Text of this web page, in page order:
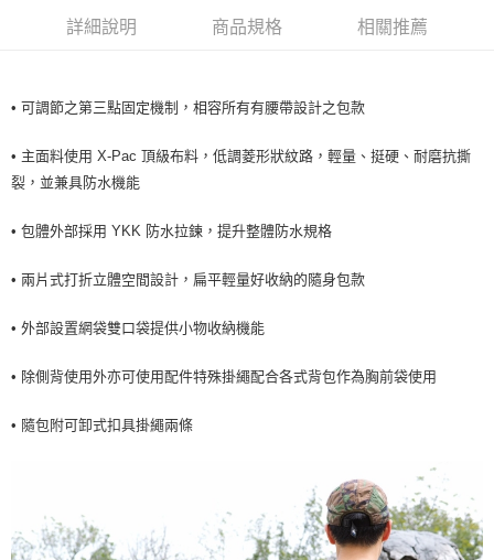
每筆NT$80，滿NT$490(含以上)免運費
離島宅配
每筆NT$80，滿NT$490(含以上)免運費
付款後門市自取
詳細說明 商品規格 相關推薦
• 可調節之第三點固定機制，相容所有有腰帶設計之包款
• 主面料使用 X-Pac 頂級布料，低調菱形狀紋路，輕量、挺硬、耐磨抗撕
裂，並兼具防水機能
• 包體外部採用 YKK 防水拉鍊，提升整體防水規格
• 兩片式打折立體空間設計，扁平輕量好收納的隨身包款
• 外部設置網袋雙口袋提供小物收納機能
• 除側背使用外亦可使用配件特殊掛繩配合各式背包作為胸前袋使用
• 隨包附可卸式扣具掛繩兩條